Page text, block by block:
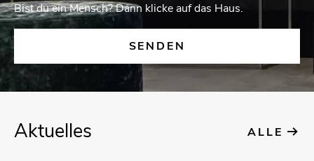
Bist du ein Mensch? Dann kli­cke auf das Haus.
Ak­tu­el­les ALLE